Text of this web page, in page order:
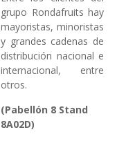
grupo Rondafruits hay
mayoristas, minoristas
y grandes cadenas de
distribución nacional e
internacional, entre
otros.
(Pabellón 8 Stand
8A02D)